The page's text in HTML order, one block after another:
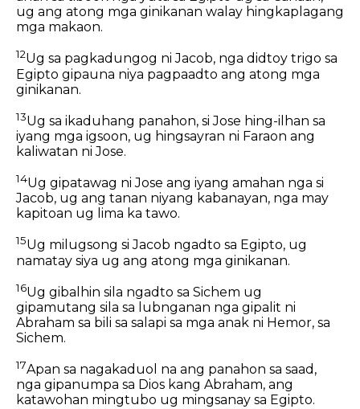
ug ang atong mga ginikanan walay hingkaplagang
mga makaon.
12Ug sa pagkadungog ni Jacob, nga didtoy trigo sa
Egipto gipauna niya pagpaadto ang atong mga
ginikanan.
13Ug sa ikaduhang panahon, si Jose hing-ilhan sa
iyang mga igsoon, ug hingsayran ni Faraon ang
kaliwatan ni Jose.
14Ug gipatawag ni Jose ang iyang amahan nga si
Jacob, ug ang tanan niyang kabanayan, nga may
kapitoan ug lima ka tawo.
15Ug milugsong si Jacob ngadto sa Egipto, ug
namatay siya ug ang atong mga ginikanan.
16Ug gibalhin sila ngadto sa Sichem ug
gipamutang sila sa lubnganan nga gipalit ni
Abraham sa bili sa salapi sa mga anak ni Hemor, sa
Sichem.
17Apan sa nagakaduol na ang panahon sa saad,
nga gipanumpa sa Dios kang Abraham, ang
katawohan mingtubo ug mingsanay sa Egipto.